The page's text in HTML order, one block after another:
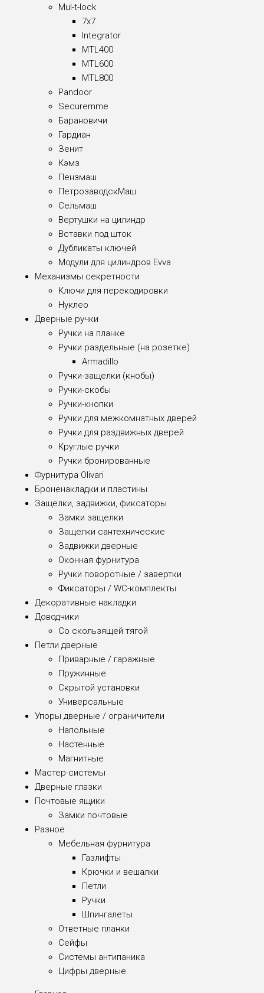
Mul-t-lock
7x7
Integrator
MTL400
MTL600
MTL800
Pandoor
Securemme
Барановичи
Гардиан
Зенит
Кэмз
Пензмаш
ПетрозаводскМаш
Сельмаш
Вертушки на цилиндр
Вставки под шток
Дубликаты ключей
Модули для цилиндров Evva
Механизмы секретности
Ключи для перекодировки
Нуклео
Дверные ручки
Ручки на планке
Ручки раздельные (на розетке)
Armadillo
Ручки-защелки (кнобы)
Ручки-скобы
Ручки-кнопки
Ручки для межкомнатных дверей
Ручки для раздвижных дверей
Круглые ручки
Ручки бронированные
Фурнитура Olivari
Броненакладки и пластины
Защелки, задвижки, фиксаторы
Замки защелки
Защелки сантехнические
Задвижки дверные
Оконная фурнитура
Ручки поворотные / завертки
Фиксаторы / WC-комплекты
Декоративные накладки
Доводчики
Со скользящей тягой
Петли дверные
Приварные / гаражные
Пружинные
Скрытой установки
Универсальные
Упоры дверные / ограничители
Напольные
Настенные
Магнитные
Мастер-системы
Дверные глазки
Почтовые ящики
Замки почтовые
Разное
Мебельная фурнитура
Газлифты
Крючки и вешалки
Петли
Ручки
Шпингалеты
Ответные планки
Сейфы
Системы антипаника
Цифры дверные